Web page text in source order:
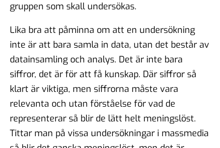
gruppen som skall undersökas.
Lika bra att påminna om att en undersökning
inte är att bara samla in data, utan det består av
datainsamling och analys. Det är inte bara
siffror, det är för att få kunskap. Där siffror så
klart är viktiga, men siffrorna måste vara
relevanta och utan förståelse för vad de
representerar så blir de lätt helt meningslöst.
Tittar man på vissa undersökningar i massmedia